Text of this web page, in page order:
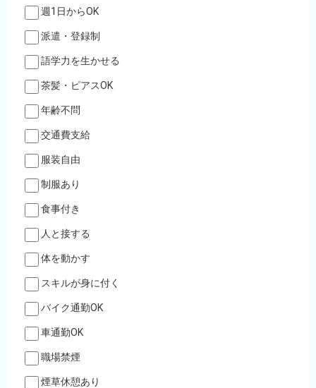
週1日からOK
派遣・登録制
語学力を生かせる
茶髪・ピアスOK
年齢不問
交通費支給
服装自由
制服あり
食事付き
人と接する
体を動かす
スキルが身に付く
バイク通勤OK
車通勤OK
職場禁煙
煙草休憩あり